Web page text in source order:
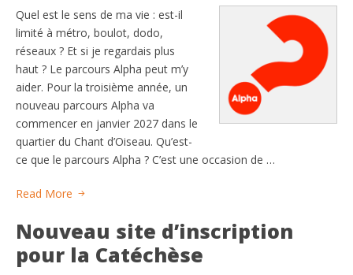
Quel est le sens de ma vie : est-il
limité à métro, boulot, dodo,
réseaux ? Et si je regardais plus
haut ? Le parcours Alpha peut m’y
aider. Pour la troisième année, un
nouveau parcours Alpha va
commencer en janvier 2027 dans le
quartier du Chant d’Oiseau. Qu’est-
ce que le parcours Alpha ? C’est une occasion de …
Read More
Nouveau site d’inscription
pour la Catéchèse